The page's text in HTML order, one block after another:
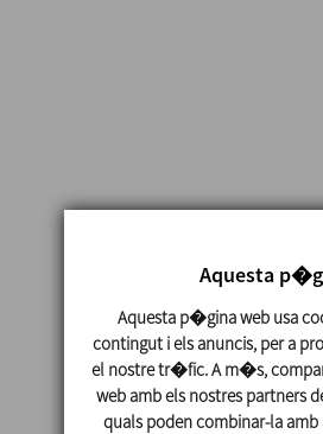
Aquesta
Aquesta p�gina web usa
contingut i els anuncis, per a
el nostre tr�fic. A m�s,
web amb els nostres partners
quals poden combinar-la